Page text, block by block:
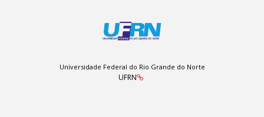
Universidade Federal do Rio Grande do Norte
UFRN